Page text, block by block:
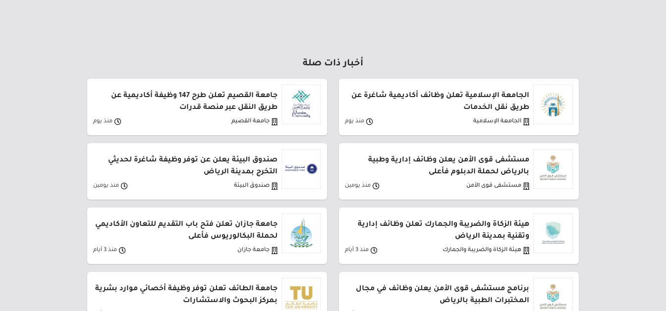
أخبار ذات صلة
الجامعة الإسلامية تعلن وظائف أكاديمية شاغرة عن
طريق نقل الخدمات
الجامعة الإسلامية منذ يوم
جامعة القصيم تعلن طرح 147 وظيفة أكاديمية عن
طريق النقل عبر منصة قدرات
جامعة القصيم منذ يوم
مستشفى قوى الأمن يعلن وظائف إدارية وطبية
بالرياض لحملة الدبلوم فأعلى
مستشفى قوى الأمن منذ يومين
صندوق البيئة يعلن عن توفر وظيفة شاغرة لحديثي
التخرج بمدينة الرياض
صندوق البيئة منذ يومين
هيئة الزكاة والضريبة والجمارك تعلن وظائف إدارية
وتقنية بمدينة الرياض
هيئة الزكاة والضريبة والجمارك منذ 3 أيام
جامعة جازان تعلن فتح باب التقديم للتعاون الأكاديمي
لحملة البكالوريوس فأعلى
جامعة جازان منذ 3 أيام
برنامج مستشفى قوى الأمن يعلن وظائف في مجال
المختبرات الطبية بالرياض
جامعة الطائف تعلن توفر وظيفة أخصائي موارد بشرية
بمركز البحوث والاستشارات